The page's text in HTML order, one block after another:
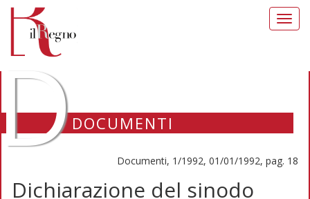
DOCUMENTI
Documenti, 1/1992, 01/01/1992, pag. 18
Dichiarazione del sinodo